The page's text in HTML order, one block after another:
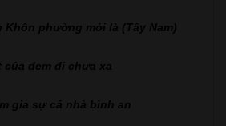
Khôn phường mới là (Tây Nam)
của đem đi chưa xa
gia sự cả nhà bình an